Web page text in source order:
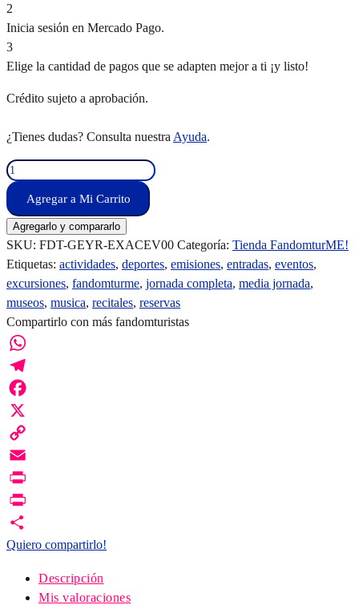
2
Inicia sesión en Mercado Pago.
3
Elige la cantidad de pagos que se adapten mejor a ti ¡y listo!
Crédito sujeto a aprobación.
¿Tienes dudas? Consulta nuestra Ayuda.
Mis
Reservas
–
Excursiones/Actividades/Eventos
cantidad
Agregar a Mi Carrito
Agregarlo y compararlo
SKU: FDT-GEYR-EXACEV00 Categoría: Tienda FandomturME!
Etiquetas: actividades, deportes, emisiones, entradas, eventos,
excursiones, fandomturme, jornada completa, media jornada,
museos, musica, recitales, reservas
Compartirlo con más fandomturistas
WhatsApp
Telegram
Facebook
X
Copy
Link
Email
Print
PrintFriendly
Quiero compartirlo!
Descripción
Mis valoraciones